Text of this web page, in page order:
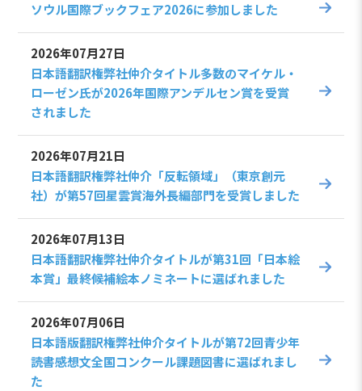
ソウル国際ブックフェア2026に参加しました
2026年07月27日
日本語翻訳権弊社仲介タイトル多数のマイケル・
ローゼン氏が2026年国際アンデルセン賞を受賞
されました
2026年07月21日
日本語翻訳権弊社仲介「反転領域」（東京創元
社）が第57回星雲賞海外長編部門を受賞しました
2026年07月13日
日本語翻訳権弊社仲介タイトルが第31回「日本絵
本賞」最終候補絵本ノミネートに選ばれました
2026年07月06日
日本語版翻訳権弊社仲介タイトルが第72回青少年
読書感想文全国コンクール課題図書に選ばれまし
た